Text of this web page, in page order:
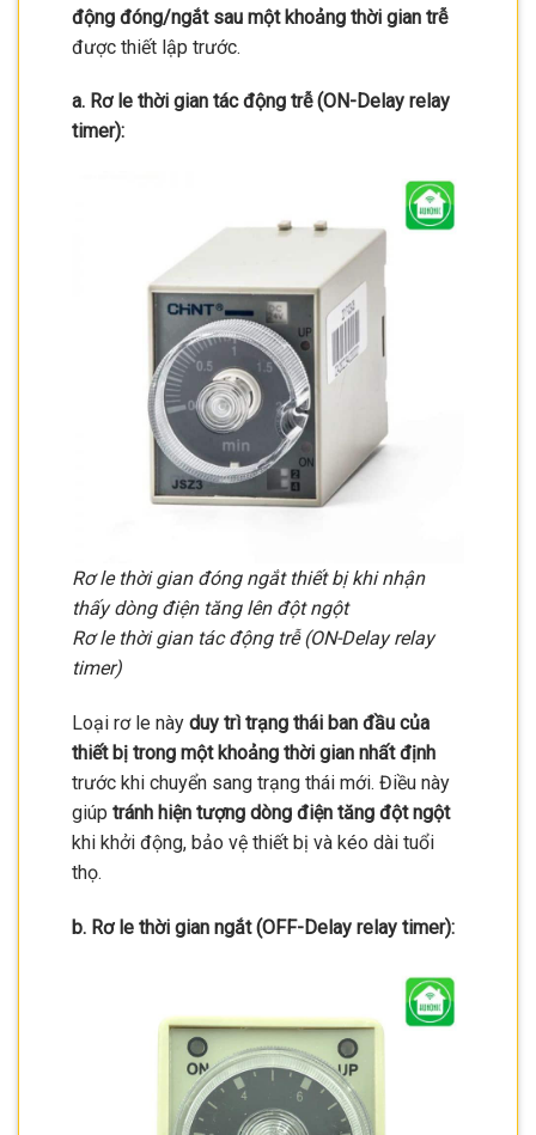
động đóng/ngắt sau một khoảng thời gian trễ
được thiết lập trước.
a. Rơ le thời gian tác động trễ (ON-Delay relay
timer):
Rơ le thời gian đóng ngắt thiết bị khi nhận
thấy dòng điện tăng lên đột ngột
Rơ le thời gian tác động trễ (ON-Delay relay
timer)
Loại rơ le này duy trì trạng thái ban đầu của
thiết bị trong một khoảng thời gian nhất định
trước khi chuyển sang trạng thái mới. Điều này
giúp tránh hiện tượng dòng điện tăng đột ngột
khi khởi động, bảo vệ thiết bị và kéo dài tuổi
thọ.
b. Rơ le thời gian ngắt (OFF-Delay relay timer):